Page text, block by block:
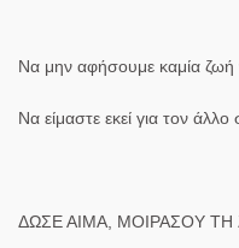
Να μην αφήσουμε καμία ζωή
Να είμαστε εκεί για τον
ΔΩΣΕ ΑΙΜΑ, ΜΟΙΡΑΣΟΥ